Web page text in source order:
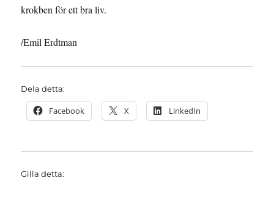
krokben för ett bra liv.
/Emil Erdtman
Dela detta:
Facebook X LinkedIn
Gilla detta: